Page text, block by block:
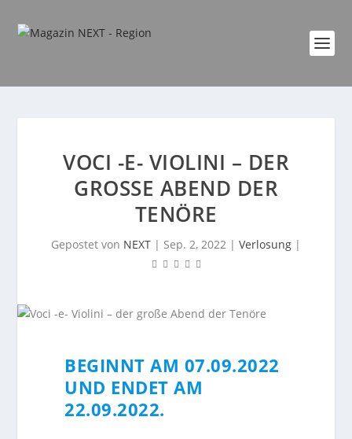
VOCI -E- VIOLINI – DER
GROSSE ABEND DER T
ENÖRE
Gepostet von NEXT | Sep. 2, 2022 | Verlosung |
BEGINNT AM 07.09.2022
UND ENDET AM
22.09.2022.